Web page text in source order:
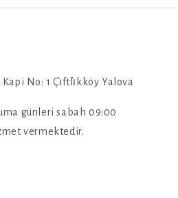
No: 1 Çi̇ftli̇kköy Yalova
günleri sabah 09:00
vermektedir.